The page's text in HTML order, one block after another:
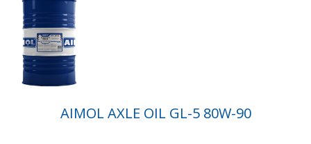
AIMOL AXLE OIL GL-5 80W-90